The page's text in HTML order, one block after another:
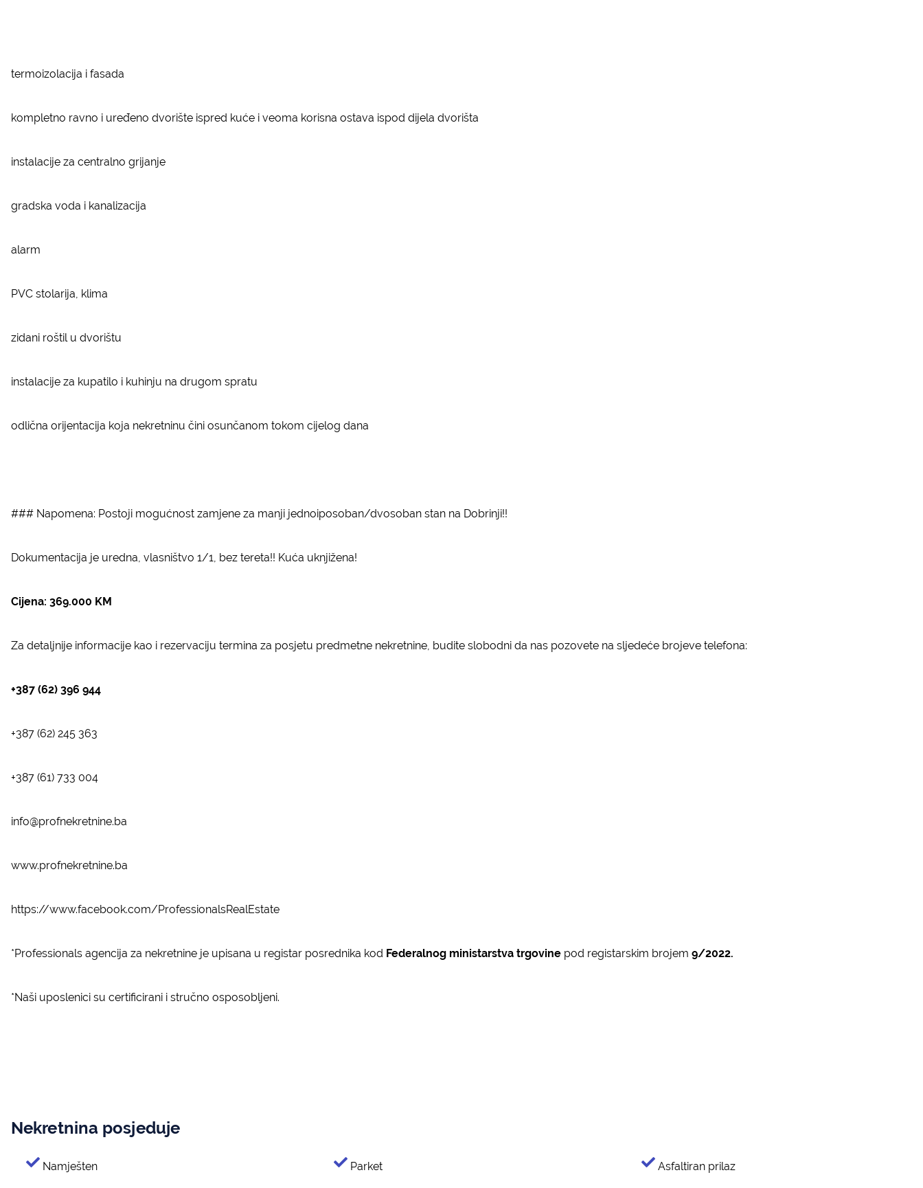
termoizolacija i fasada
kompletno ravno i uređeno dvorište ispred kuće i veoma korisna ostava ispod dijela dvorišta
instalacije za centralno grijanje
gradska voda i kanalizacija
alarm
PVC stolarija, klima
zidani roštil u dvorištu
instalacije za kupatilo i kuhinju na drugom spratu
odlična orijentacija koja nekretninu čini osunčanom tokom cijelog dana
### Napomena: Postoji mogućnost zamjene za manji jednoiposoban/dvosoban stan na Dobrinji!!
Dokumentacija je uredna, vlasništvo 1/1, bez tereta!! Kuća uknjižena!
Cijena: 369.000 KM
Za detaljnije informacije kao i rezervaciju termina za posjetu predmetne nekretnine, budite slobodni da nas pozovete na sljedeće brojeve telefona:
+387 (62) 396 944
+387 (62) 245 363
+387 (61) 733 004
info@profnekretnine.ba
www.profnekretnine.ba
https://www.facebook.com/ProfessionalsRealEstate
*Professionals agencija za nekretnine je upisana u registar posrednika kod Federalnog ministarstva trgovine pod registarskim brojem 9/2022.
*Naši uposlenici su certificirani i stručno osposobljeni.
Nekretnina posjeduje
Namješten Parket Asfaltiran prilaz